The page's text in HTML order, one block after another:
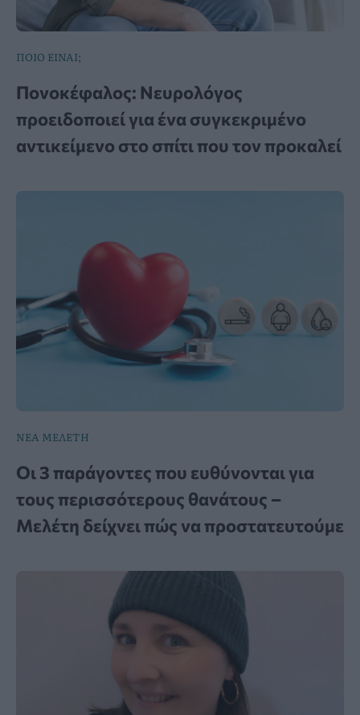
ΠΟΙΟ ΕΙΝΑΙ;
Πονοκέφαλος: Νευρολόγος
προειδοποιεί για ένα συγκεκριμένο
αντικείμενο στο σπίτι που τον προκαλεί
ΝΕΑ ΜΕΛΕΤΗ
Οι 3 παράγοντες που ευθύνονται για
τους περισσότερους θανάτους –
Μελέτη δείχνει πώς να προστατευτούμε